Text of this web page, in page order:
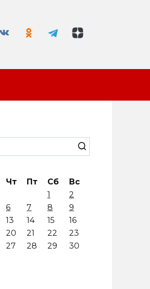
Чт Пт Сб
Вс
1
2
6 7 8
9
13 14 15
16
20 21 22
23
27 28 29
30